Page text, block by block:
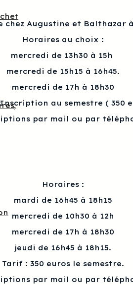
chez Augustine et Balthazar
Horaires au choix :
mercredi de 13h30 à 15h
mercredi de 15h15 à 16h45.
mercredi de 17h à 18h30
au semestre ( 350
par mail ou par
Horaires :
mardi de 16h45 à 18h15
mercredi de 10h30 à 12h
mercredi de 17h à 18h30
jeudi de 16h45 à 18h15.
Tarif : 350 euros le semestre.
par mail ou par